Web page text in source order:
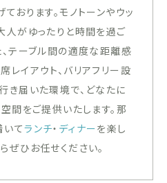
おります。モノトーンやウッ
人がゆったりと時間を過ご
、テーブル間の適度な距離感
レイアウト、バリアフリー設
き届いた環境で、どなたに
間をご提供いたします。那
いてランチ・ ディナーを楽し
ぜひお任せください。